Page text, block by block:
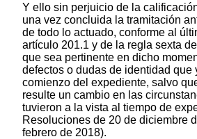
Y ello sin perjuicio de la
una vez concluida la tramitación
de todo lo actuado, conforme al
artículo 201.1 y de la regla sexta
que sea pertinente en dicho
defectos o dudas de identidad que
comienzo del expediente, salvo
resulte un cambio en las
tuvieron a la vista al tiempo de
Resoluciones de 20 de diciembre
febrero de 2018).